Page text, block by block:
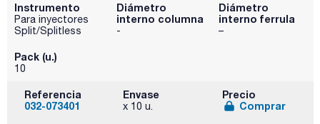
Instrumento
Para inyectores
Split/Splitless
Diámetro
interno columna
-
Diámetro
interno ferrula
–
Pack (u.)
10
Referencia
032-073401
Envase
x 10 u.
Precio
Comprar